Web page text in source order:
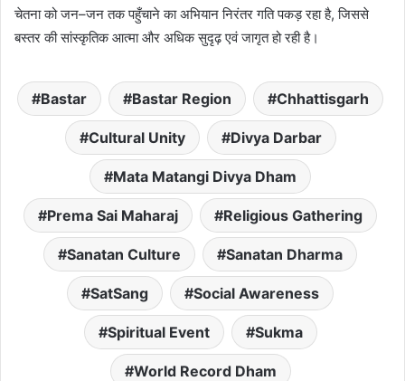
चेतना को जन–जन तक पहुँचाने का अभियान निरंतर गति पकड़ रहा है, जिससे
बस्तर की सांस्कृतिक आत्मा और अधिक सुदृढ़ एवं जागृत हो रही है।
Bastar Bastar Region Chhattisgarh
Cultural Unity Divya Darbar
Mata Matangi Divya Dham
Prema Sai Maharaj Religious Gathering
Sanatan Culture Sanatan Dharma
SatSang Social Awareness
Spiritual Event Sukma
World Record Dham